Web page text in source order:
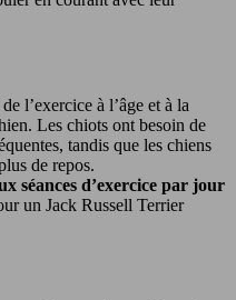
l’exercice à l’âge et à la
Les chiots ont besoin de
tandis que les chiens
de repos.
séances d’exercice par jour
un Jack Russell Terrier